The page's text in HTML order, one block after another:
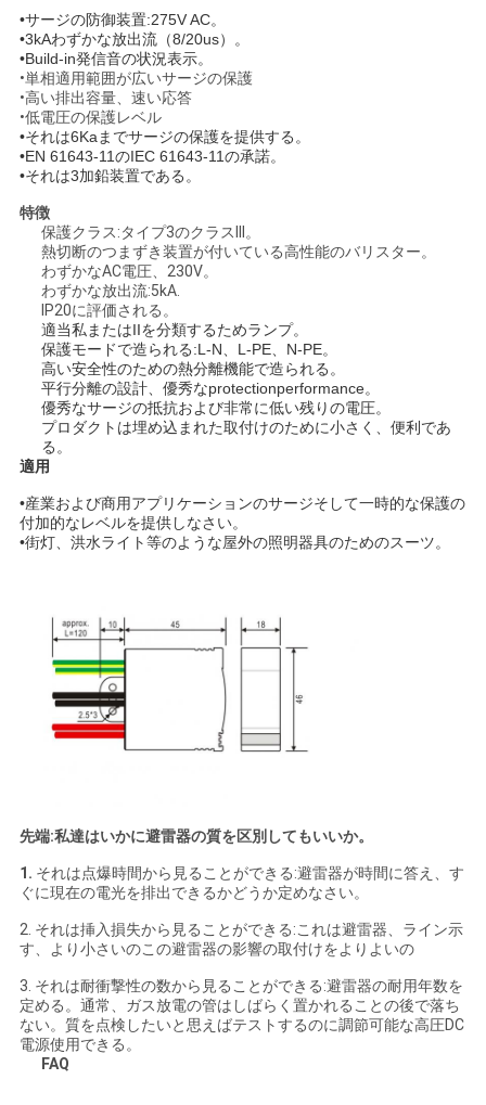
し
な
さ
い
PRIVACY
POLICY
•サージの防御装置:275V AC。
•3kAわずかな放出流（8/20us）。
•Build-in発信音の状況表示。
•単相適用範囲が広いサージの保護
•高い排出容量、速い応答
•低電圧の保護レベル
•それは6Kaまでサージの保護を提供する。
•EN 61643-11のIEC 61643-11の承諾。
•それは3加鉛装置である。
特徴
保護クラス:タイプ3のクラスIII。
熱切断のつまずき装置が付いている高性能のバリスター。
わずかなAC電圧、230V。
わずかな放出流:5kA.
IP20に評価される。
適当私またはIIを分類するためランプ。
保護モードで造られる:L-N、L-PE、N-PE。
高い安全性のための熱分離機能で造られる。
平行分離の設計、優秀なprotectionperformance。
優秀なサージの抵抗および非常に低い残りの電圧。
プロダクトは埋め込まれた取付けのために小さく、便利であ
る。
適用
•産業および商用アプリケーションのサージそして一時的な保護の
付加的なレベルを提供しなさい。
•街灯、洪水ライト等のような屋外の照明器具のためのスーツ。
先端:私達はいかに避雷器の質を区別してもいいか。
1. それは点爆時間から見ることができる:避雷器が時間に答え、す
ぐに現在の電光を排出できるかどうか定めなさい。
2. それは挿入損失から見ることができる:これは避雷器、ライン示
す、より小さいのこの避雷器の影響の取付けをよりよいの
3. それは耐衝撃性の数から見ることができる:避雷器の耐用年数を
定める。通常、ガス放電の管はしばらく置かれることの後で落ち
ない。質を点検したいと思えばテストするのに調節可能な高圧DC
電源使用できる。
FAQ